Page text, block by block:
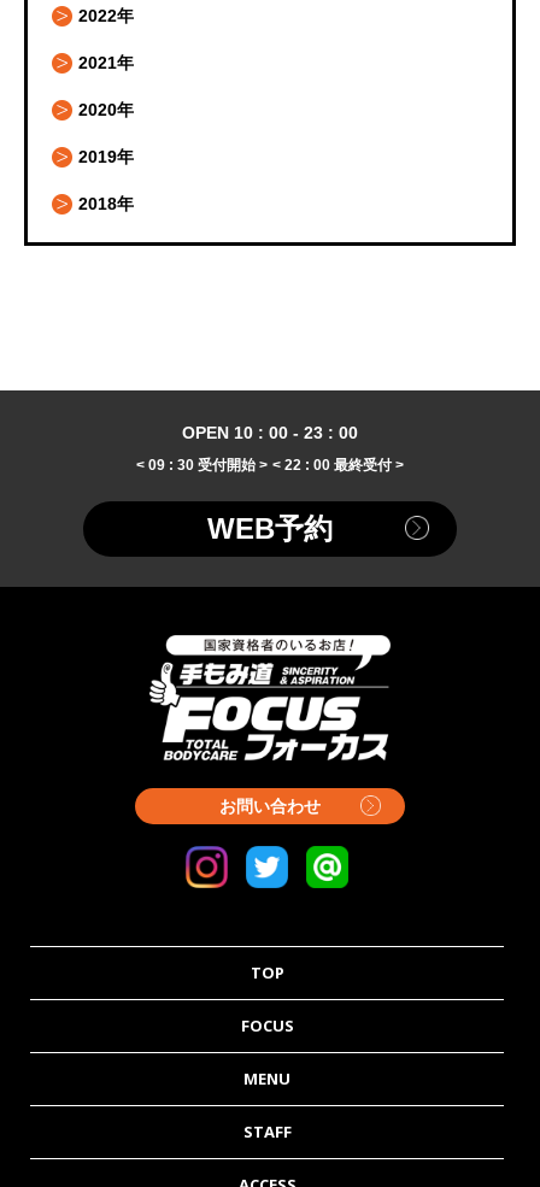
2022年
2021年
2020年
2019年
2018年
OPEN 10 : 00 - 23 : 00
< 09 : 30 受付開始 > < 22 : 00 最終受付 >
WEB予約
お問い合わせ
TOP
FOCUS
MENU
STAFF